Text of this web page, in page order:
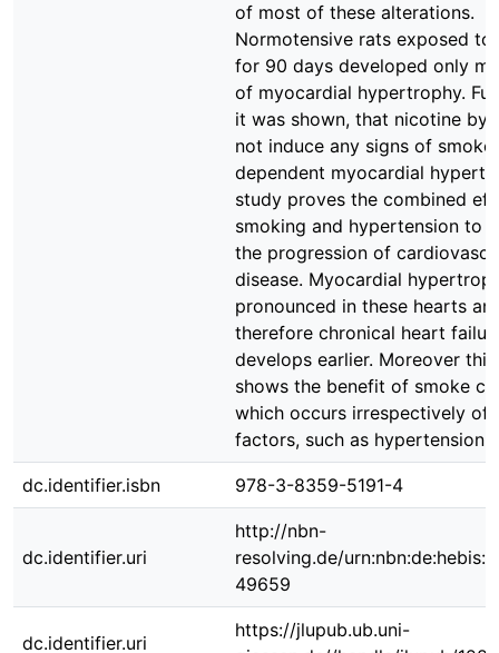
of most of these alterations.
Normotensive rats exposed to
for 90 days developed only
of myocardial hypertrophy.
it was shown, that nicotine by
not induce any signs of
dependent myocardial
study proves the combined
smoking and hypertension to
the progression of
disease. Myocardial
pronounced in these hearts
therefore chronical heart
develops earlier. Moreover
shows the benefit of smoke
which occurs irrespectively of
factors, such as hypertension.
dc.identifier.isbn 978-3-8359-5191-4
dc.identifier.uri
http://nbn-
resolving.de/
49659
dc.identifier.uri
https://jlupub.ub.uni-